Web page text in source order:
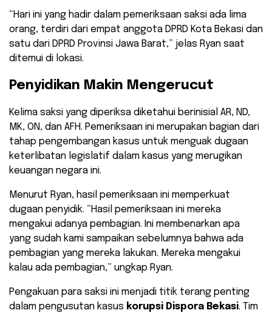
“Hari ini yang hadir dalam pemeriksaan saksi ada lima
orang, terdiri dari empat anggota DPRD Kota Bekasi dan
satu dari DPRD Provinsi Jawa Barat,” jelas Ryan saat
ditemui di lokasi.
Penyidikan Makin Mengerucut
​Kelima saksi yang diperiksa diketahui berinisial AR, ND,
MK, ON, dan AFH. Pemeriksaan ini merupakan bagian dari
tahap pengembangan kasus untuk menguak dugaan
keterlibatan legislatif dalam kasus yang merugikan
keuangan negara ini.
​Menurut Ryan, hasil pemeriksaan ini memperkuat
dugaan penyidik. “Hasil pemeriksaan ini mereka
mengakui adanya pembagian. Ini membenarkan apa
yang sudah kami sampaikan sebelumnya bahwa ada
pembagian yang mereka lakukan. Mereka mengakui
kalau ada pembagian,” ungkap Ryan.
​Pengakuan para saksi ini menjadi titik terang penting
dalam pengusutan kasus korupsi Dispora Bekasi. Tim